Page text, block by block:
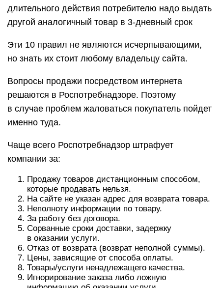
длительного действия потребителю надо выдать
другой аналогичный товар в 3-дневный срок
Эти 10 правил не являются исчерпывающими,
но знать их стоит любому владельцу сайта.
Вопросы продажи посредством интернета
решаются в Роспотребнадзоре. Поэтому
в случае проблем жаловаться покупатель пойдет
именно туда.
Чаще всего Роспотребнадзор штрафует
компании за:
Продажу товаров дистанционным способом,
которые продавать нельзя.
На сайте не указан адрес для возврата товара.
Неполноту информации по товару.
За работу без договора.
Сорванные сроки доставки, задержку
в оказании услуги.
Отказ от возврата (возврат неполной суммы).
Цены, зависящие от способа оплаты.
Товары/услуги ненадлежащего качества.
Игнорирование заказа либо ложную